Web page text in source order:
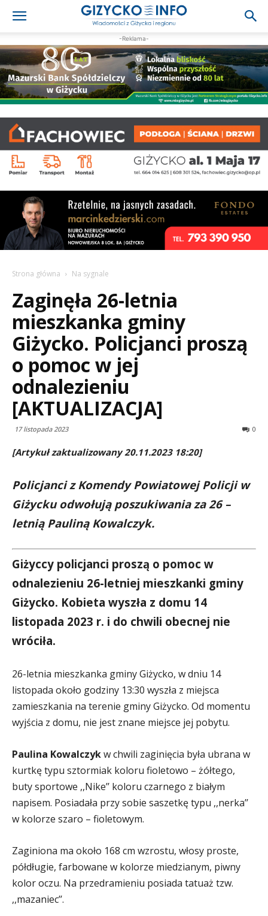
-Reklama-
Strona główna Na sygnale
Zaginęła 26-letnia
mieszkanka gminy
Giżycko. Policjanci proszą
o pomoc w jej
odnalezieniu
[AKTUALIZACJA]
17 listopada 2023 0
[Artykuł zaktualizowany 20.11.2023 18:20]
Policjanci z Komendy Powiatowej Policji w
Giżycku odwołują poszukiwania za 26 –
letnią Pauliną Kowalczyk.
Giżyccy policjanci proszą o pomoc w
odnalezieniu 26-letniej mieszkanki gminy
Giżycko. Kobieta wyszła z domu 14
listopada 2023 r. i do chwili obecnej nie
wróciła.
26-letnia mieszkanka gminy Giżycko, w dniu 14
listopada około godziny 13:30 wyszła z miejsca
zamieszkania na terenie gminy Giżycko. Od momentu
wyjścia z domu, nie jest znane miejsce jej pobytu.
Paulina Kowalczykw chwili zaginięcia była ubrana w
kurtkę typu sztormiak koloru fioletowo – żółtego,
buty sportowe ,,Nike’’ koloru czarnego z białym
napisem. Posiadała przy sobie saszetkę typu ,,nerka’’
w kolorze szaro – fioletowym.
Zaginiona ma około 168 cm wzrostu, włosy proste,
półdługie, farbowane w kolorze miedzianym, piwny
kolor oczu. Na przedramieniu posiada tatuaż tzw.
,,mazaniec’’.